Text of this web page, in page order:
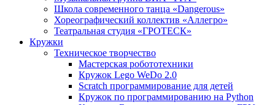
Школа современного танца «Dangerous»
Хореографический коллектив «Аллегро»
Театральная студия «ГРОТЕСК»
Кружки
Техническое творчество
Мастерская робототехники
Кружок Lego WeDo 2.0
Scratch программирование для детей
Кружок по программированию на Python